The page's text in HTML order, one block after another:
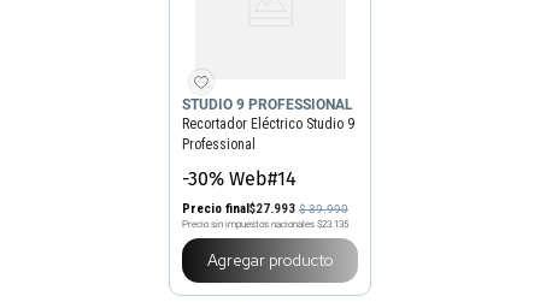
STUDIO 9 PROFESSIONAL
Recortador Eléctrico Studio 9
Professional
-30% Web#14
Precio final$27.993 $39.990
Precio sin impuestos nacionales $23.135
Agregar producto